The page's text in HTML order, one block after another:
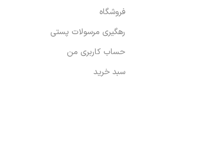
فروشگاه
رهگیری مرسولات پستی
حساب کاربری من
سبد خرید